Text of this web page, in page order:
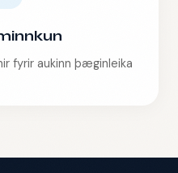
fyrir aukinn þæginleika